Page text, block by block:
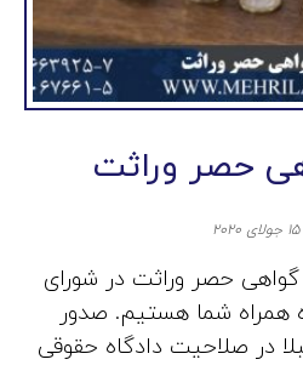
حصر وراثت
۱۵ جولای ۲۰۲۰
حصر وراثت در شورای
همراه شما هستیم. صدور
در صلاحیت دادگاه حقوقی